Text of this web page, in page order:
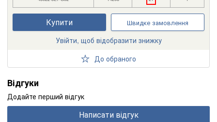
Купити Швидке замовлення
Увійти, щоб відобразити знижку
До обраного
Відгуки
Додайте перший відгук
Написати відгук